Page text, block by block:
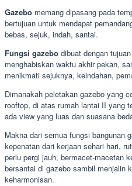
Gazebo memang dipasang pada
bertujuan untuk mendapat
bebas, sejuk, indah, santai.
Fungsi gazebo dibuat dengan
menghabiskan waktu akhir pekan,
menikmati sejuknya, keindahan,
Dimanakah peletakan gazebo yang
rooftop, di atas rumah lantai II yang
ada view yang luas dan suasana
Makna dari semua fungsi bangunan
kepenatan dari kerjaan sehari hari,
perlu pergi jauh, bermacet-macetan
bersantai di gazebo sambil menjalin
keharmonisan.